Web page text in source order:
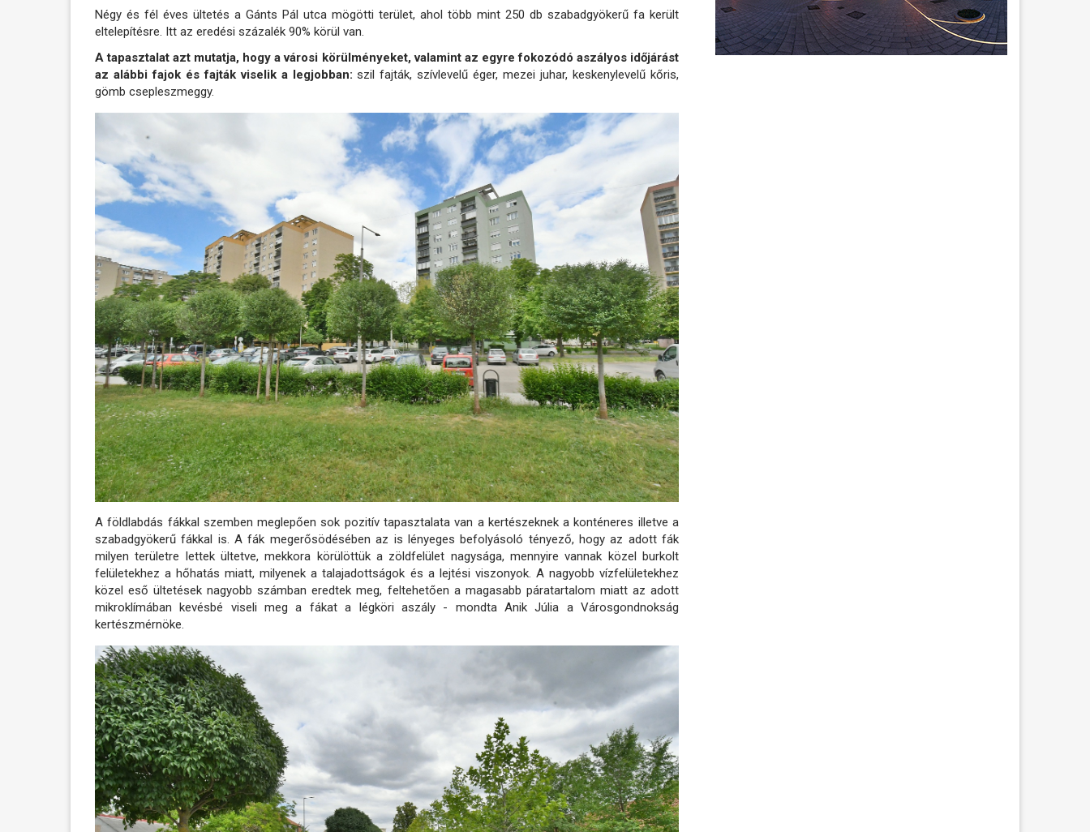
Négy és fél éves ültetés a Gánts Pál utca mögötti terület, ahol több mint 250 db szabadgyökerű fa került
eltelepítésre. Itt az eredési százalék 90% körül van.
A tapasztalat azt mutatja, hogy a városi körülményeket, valamint az egyre fokozódó aszályos időjárást
az alábbi fajok és fajták viselik a legjobban: szil fajták, szívlevelű éger, mezei juhar, keskenylevelű kőris,
gömb csepleszmeggy.
A földlabdás fákkal szemben meglepően sok pozitív tapasztalata van a kertészeknek a konténeres illetve a
szabadgyökerű fákkal is. A fák megerősödésében az is lényeges befolyásoló tényező, hogy az adott fák
milyen területre lettek ültetve, mekkora körülöttük a zöldfelület nagysága, mennyire vannak közel burkolt
felületekhez a hőhatás miatt, milyenek a talajadottságok és a lejtési viszonyok. A nagyobb vízfelületekhez
közel eső ültetések nagyobb számban eredtek meg, feltehetően a magasabb páratartalom miatt az adott
mikroklímában kevésbé viseli meg a fákat a légköri aszály - mondta Anik Júlia a Városgondnokság
kertészmérnöke.